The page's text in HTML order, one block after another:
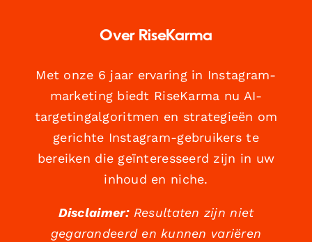
Over RiseKarma
Met onze 6 jaar ervaring in Instagram-
marketing biedt RiseKarma nu AI-
targetingalgoritmen en strategieën om
gerichte Instagram-gebruikers te
bereiken die geïnteresseerd zijn in uw
inhoud en niche.
Disclaimer:Resultaten zijn niet
gegarandeerd en kunnen variëren